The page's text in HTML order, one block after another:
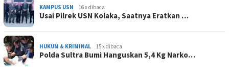
KAMPUS USN 16 x dibaca
Usai Pilrek USN Kolaka, Saatnya Eratkan …
HUKUM & KRIMINAL 15 x dibaca
Polda Sultra Bumi Hanguskan 5,4 Kg Narko…